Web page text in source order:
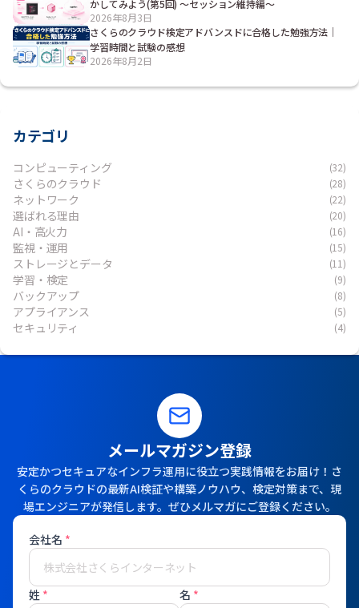
かしてみよう(第5回) ～セッション維持編～
2026年8月3日
さくらのクラウド検定アドバンスドに合格した勉強方法｜
学習時間と試験の感想
2026年8月2日
カテゴリ
コンピューティング (32)
さくらのクラウド (28)
ネットワーク (22)
選ばれる理由 (20)
AI・高火力 (16)
監視・運用 (15)
ストレージとデータ (11)
学習・検定 (9)
バックアップ (8)
アプライアンス (5)
セキュリティ (4)
メールマガジン登録
安定かつセキュアなインフラ運用に役立つ実践情報をお届け！さ
くらのクラウドの最新AI検証や構築ノウハウ、検定対策まで、現
場エンジニアが発信します。ぜひメルマガにご登録ください。
会社名 *
姓 * 名 *